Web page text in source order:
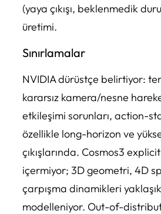
(yaya çıkışı, beklenmedik
üretimi.
Sınırlamalar
NVIDIA dürüstçe belirtiyor:
kararsız kamera/nesne
etkileşimi sorunları, action-
özellikle long-horizon ve
çıkışlarında. Cosmos3
içermiyor; 3D geometri, 4D
çarpışma dinamikleri
modelleniyor. Out-of-